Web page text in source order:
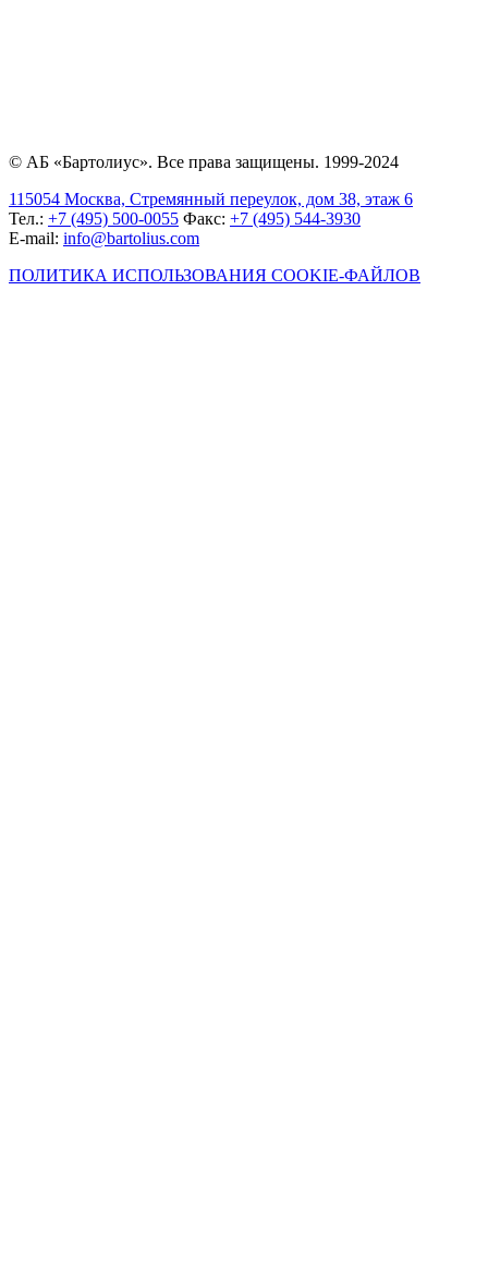
© АБ «Бартолиус». Все права защищены. 1999-2024
115054 Москва, Стремянный переулок, дом 38, этаж 6
Тел.: +7 (495) 500-0055 Факс: +7 (495) 544-3930
E-mail: info@bartolius.com
ПОЛИТИКА ИСПОЛЬЗОВАНИЯ COOKIE-ФАЙЛОВ